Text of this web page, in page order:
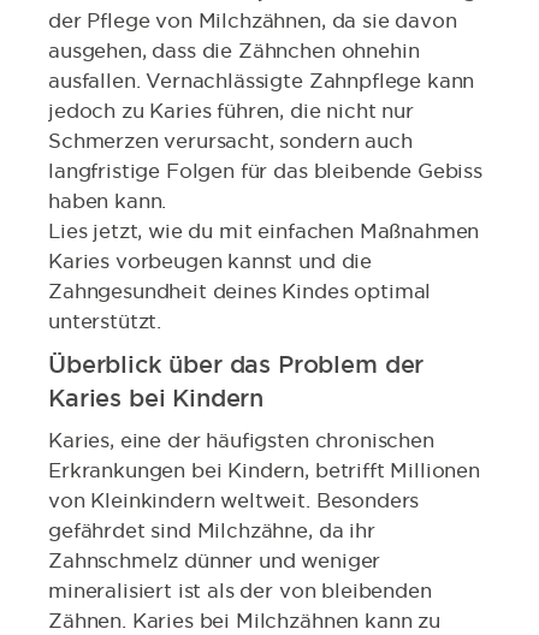
der Pflege von Milchzähnen, da sie davon
ausgehen, dass die Zähnchen ohnehin
ausfallen. Vernachlässigte Zahnpflege kann
jedoch zu Karies führen, die nicht nur
Schmerzen verursacht, sondern auch
langfristige Folgen für das bleibende Gebiss
haben kann.
Lies jetzt, wie du mit einfachen Maßnahmen
Karies vorbeugen kannst und die
Zahngesundheit deines Kindes optimal
unterstützt.
Überblick über das Problem der
Karies bei Kindern
Karies, eine der häufigsten chronischen
Erkrankungen bei Kindern, betrifft Millionen
von Kleinkindern weltweit. Besonders
gefährdet sind Milchzähne, da ihr
Zahnschmelz dünner und weniger
mineralisiert ist als der von bleibenden
Zähnen. Karies bei Milchzähnen kann zu